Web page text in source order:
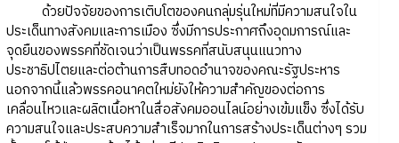
ด้วยปัจจัยของการเติบโตของคนกลุ่มรุ่นใหม่ที่มีความสนใจใน
ประเด็นทางสังคมและการเมือง ซึ่งมีการประกาศถึงอุดมการณ์และ
จุดยืนของพรรคที่ชัดเจนว่าเป็นพรรคที่สนับสนุนแนวทาง
ประชาธิปไตยและต่อต้านการสืบทอดอำนาจของคณะรัฐประหาร
นอกจากนี้แล้วพรรคอนาคตใหม่ยังให้ความสำคัญของต่อการ
เคลื่อนไหวและผลิตเนื้อหาในสื่อสังคมออนไลน์อย่างเข้มแข็ง ซึ่งได้รับ
ความสนใจและประสบความสำเร็จมากในการสร้างประเด็นต่างๆ รวม